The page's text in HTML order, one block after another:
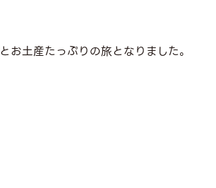
土産たっぷりの旅となりました。